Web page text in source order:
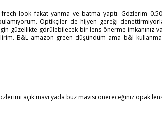
look fakat yanma ve batma yaptı. Gözlerim
Optikçiler de hijyen gereği
güzellikte görülebilecek bir lens önerme imkanınız
B&L amazon green düşündüm ama b&l
açık mavi yada buz mavisi önereceğiniz opak